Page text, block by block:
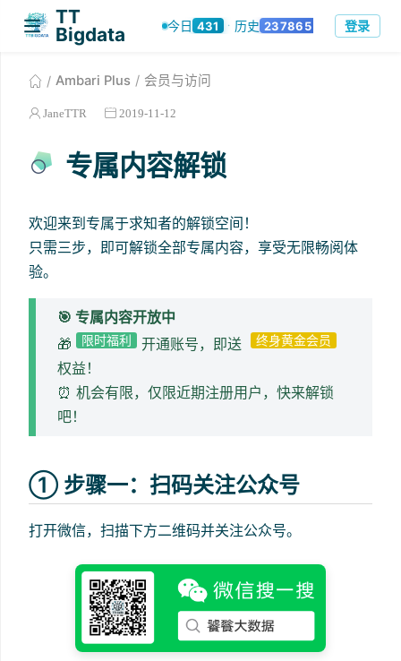
TT
Bigdata
今日 431 · 历史 237865 登录
Ambari Plus 会员与访问
JaneTTR 2019-11-12
专属内容解锁
欢迎来到专属于求知者的解锁空间！
只需三步，即可解锁全部专属内容，享受无限畅阅体
验。
🎯 专属内容开放中
🎁
限时福利 开通账号，即送 终身黄金会员
权益！
⏰ 机会有限，仅限近期注册用户，快来解锁
吧！
① 步骤一：扫码关注公众号
打开微信，扫描下方二维码并关注公众号。